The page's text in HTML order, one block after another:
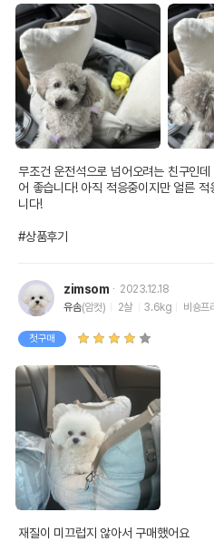
무조건 운전석으로 넘어오려는 친구인
어 좋습니다! 아직 적응중이지만 얼른
니다!
#상품후기
zimsom
2023.12.18
유솜(암컷) 2살 3.6kg 비숑프
첫구매
재질이 미끄럽지 않아서 구매했어요